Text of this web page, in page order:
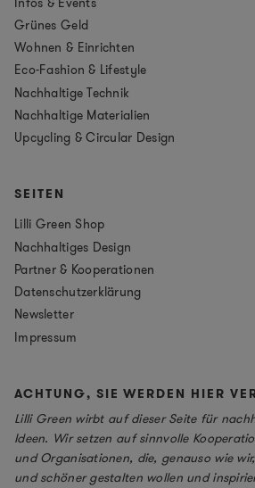
Grünes Geld
Wohnen & Einrichten
Eco-Fashion & Lifestyle
Nachhaltige Technik
Nachhaltige Materialien
Upcycling & Circular Design
SEITEN
Lilli Green Shop
Nachhaltiges Design
Partner & Kooperationen
Datenschutzerklärung
Newsletter
Impressum
ACHTUNG, SIE WERDEN HIER
Lilli Green wirbt auf dieser Seite für
Ideen. Wir setzen auf sinnvolle
und Organisationen, die, genauso wie
und schöner gestalten wollen und